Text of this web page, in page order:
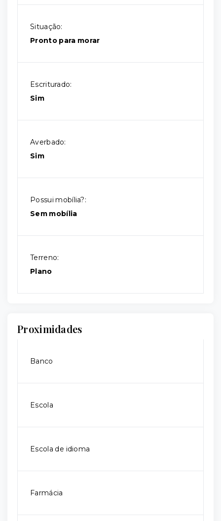
Situação:
Pronto para morar
Escriturado:
Sim
Averbado:
Sim
Possui mobília?:
Sem mobília
Terreno:
Plano
Proximidades
Banco
Escola
Escola de idioma
Farmácia